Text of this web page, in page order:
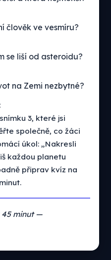
člověk ve vesmíru?
se liší od asteroidu?
na Zemi nezbytné?
3, které jsi
společně, co žáci
úkol: „Nakresli
každou planetu
připrav kvíz na
45 minut —